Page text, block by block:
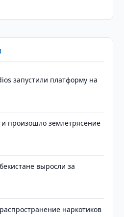
запустили платформу на
произошло землетрясение
выросли за
наркотиков